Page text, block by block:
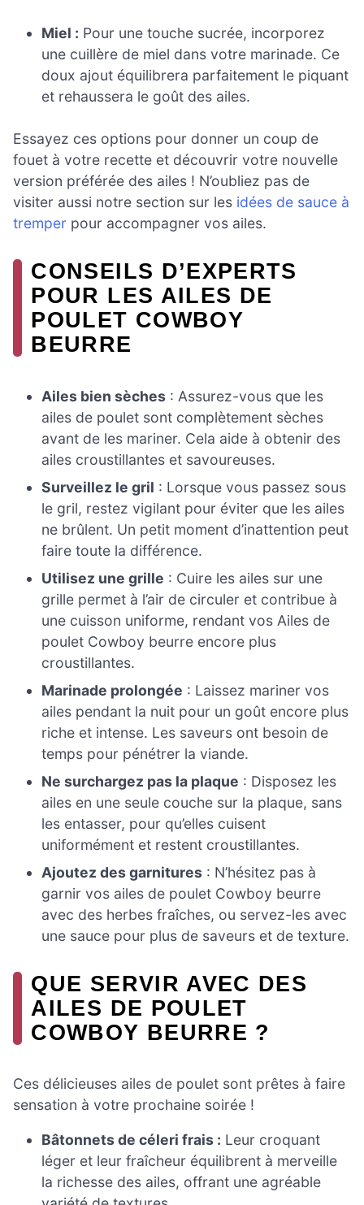
Miel : Pour une touche sucrée, incorporez
une cuillère de miel dans votre marinade. Ce
doux ajout équilibrera parfaitement le piquant
et rehaussera le goût des ailes.
Essayez ces options pour donner un coup de
fouet à votre recette et découvrir votre nouvelle
version préférée des ailes ! N’oubliez pas de
visiter aussi notre section sur les idées de sauce à
tremper pour accompagner vos ailes.
CONSEILS D’EXPERTS
POUR LES AILES DE
POULET COWBOY
BEURRE
Ailes bien sèches : Assurez-vous que les
ailes de poulet sont complètement sèches
avant de les mariner. Cela aide à obtenir des
ailes croustillantes et savoureuses.
Surveillez le gril : Lorsque vous passez sous
le gril, restez vigilant pour éviter que les ailes
ne brûlent. Un petit moment d’inattention peut
faire toute la différence.
Utilisez une grille : Cuire les ailes sur une
grille permet à l’air de circuler et contribue à
une cuisson uniforme, rendant vos Ailes de
poulet Cowboy beurre encore plus
croustillantes.
Marinade prolongée : Laissez mariner vos
ailes pendant la nuit pour un goût encore plus
riche et intense. Les saveurs ont besoin de
temps pour pénétrer la viande.
Ne surchargez pas la plaque : Disposez les
ailes en une seule couche sur la plaque, sans
les entasser, pour qu’elles cuisent
uniformément et restent croustillantes.
Ajoutez des garnitures : N’hésitez pas à
garnir vos ailes de poulet Cowboy beurre
avec des herbes fraîches, ou servez-les avec
une sauce pour plus de saveurs et de texture.
QUE SERVIR AVEC DES
AILES DE POULET
COWBOY BEURRE ?
Ces délicieuses ailes de poulet sont prêtes à faire
sensation à votre prochaine soirée !
Bâtonnets de céleri frais : Leur croquant
léger et leur fraîcheur équilibrent à merveille
la richesse des ailes, offrant une agréable